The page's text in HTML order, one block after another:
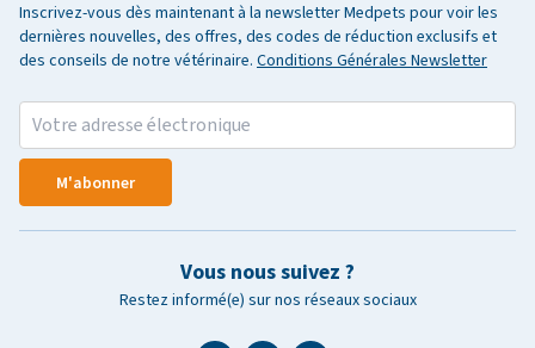
Inscrivez-vous dès maintenant à la newsletter Medpets pour voir les
dernières nouvelles, des offres, des codes de réduction exclusifs et
des conseils de notre vétérinaire. Conditions Générales Newsletter
M'abonner
Vous nous suivez ?
Restez informé(e) sur nos réseaux sociaux